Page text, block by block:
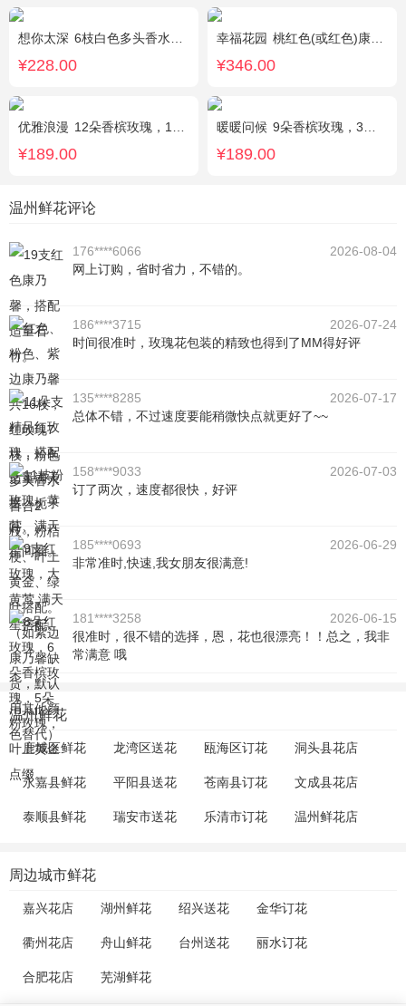
想你太深 6枝白色多头香水百合，黄莺、勿忘我搭配。
¥228.00
幸福花园 桃红色(或红色)康乃馨18枝，桃红色(或红色)玫瑰18枝，粉色康乃馨12枝，粉色多头小康乃馨9枝，点缀适量绿叶、叶上黄金等。
¥346.00
优雅浪漫 12朵香槟玫瑰，1枝多头白百合，黄莺搭配
¥189.00
暖暖问候 9朵香槟玫瑰，3朵向日葵，满天星、绿叶搭配
¥189.00
温州鲜花评论
176****6066
2026-08-04
网上订购，省时省力，不错的。
186****3715
2026-07-24
时间很准时，玫瑰花包装的精致也得到了MM得好评
135****8285
2026-07-17
总体不错，不过速度要能稍微快点就更好了~~
158****9033
2026-07-03
订了两次，速度都很快，好评
185****0693
2026-06-29
非常准时,快速,我女朋友很满意!
181****3258
2026-06-15
很准时，很不错的选择，恩，花也很漂亮！！总之，我非
常满意 哦
温州鲜花
鹿城区鲜花 龙湾区送花 瓯海区订花 洞头县花店
永嘉县鲜花 平阳县送花 苍南县订花 文成县花店
泰顺县鲜花 瑞安市送花 乐清市订花 温州鲜花店
周边城市鲜花
嘉兴花店 湖州鲜花 绍兴送花 金华订花
衢州花店 舟山鲜花 台州送花 丽水订花
合肥花店 芜湖鲜花